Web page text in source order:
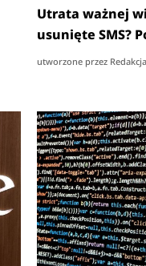
Utrata ważnej
usunięte SMS?
utworzone przez Redakcja